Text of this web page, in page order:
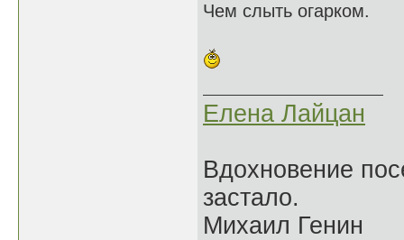
Чем слыть огарком.
Елена Лайцан
Вдохновение
застало.
Михаил Генин